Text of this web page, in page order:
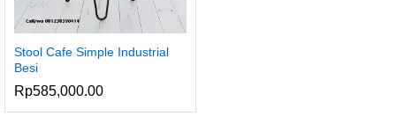
Stool Cafe Simple Industrial
Besi
Rp585,000.00